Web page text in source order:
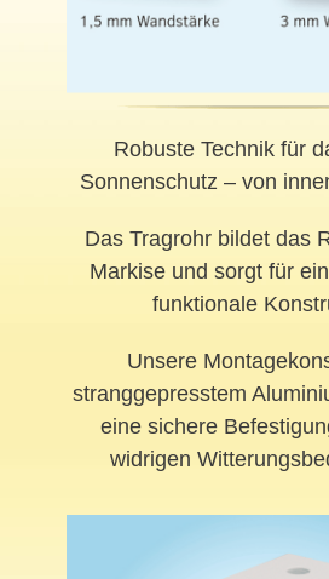
Robuste Technik für
Sonnenschutz – von
Das Tragrohr bildet das
Markise und sorgt für
funktionale
Unsere
stranggepresstem
eine sichere
widrigen